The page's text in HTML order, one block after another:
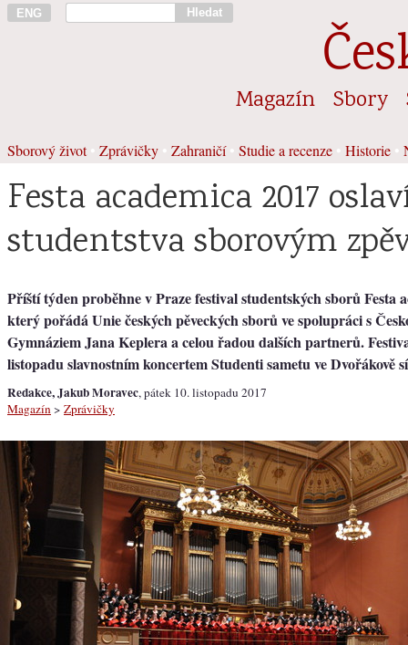
ENG Hledat
Magazín Sbory
Sborový život• Zprávičky Zahraničí• Studie a recenze Historie
Festa academica 2017
studentstva sborovým
Příští týden proběhne v Praze festival studentských sborů Festa
který pořádá Unie českých pěveckých sborů ve spolupráci s
Gymnáziem Jana Keplera a celou řadou dalších partnerů.
listopadu slavnostním koncertem Studenti sametu ve Dvořákově
Redakce, Jakub Moravec, pátek 10. listopadu 2017
Magazín > Zprávičky